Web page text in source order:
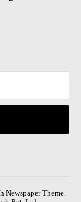
Newspaper Theme.